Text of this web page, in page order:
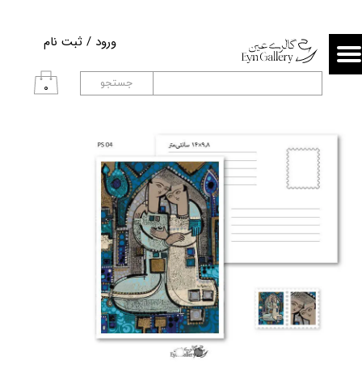
۰
ورود / ثبت نام
حساب کاربری من
تغییر گذر واژه
خروج از حساب کاربری
جستجو